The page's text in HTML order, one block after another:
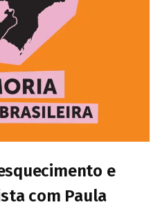
e
com Paula